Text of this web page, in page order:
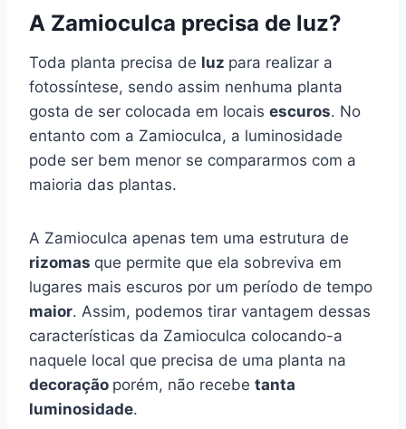
A Zamioculca precisa de luz?
Toda planta precisa de luz para realizar a
fotossíntese, sendo assim nenhuma planta
gosta de ser colocada em locais escuros. No
entanto com a Zamioculca, a luminosidade
pode ser bem menor se compararmos com a
maioria das plantas.
A Zamioculca apenas tem uma estrutura de
rizomas que permite que ela sobreviva em
lugares mais escuros por um período de tempo
maior. Assim, podemos tirar vantagem dessas
características da Zamioculca colocando-a
naquele local que precisa de uma planta na
decoração porém, não recebe tanta
luminosidade.